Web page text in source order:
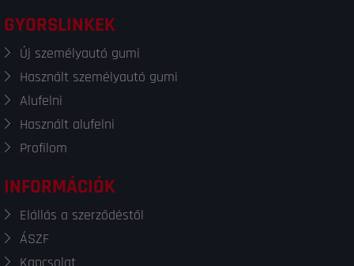
GYORSLINKEK
Új személyautó gumi
Használt személyautó gumi
Alufelni
Használt alufelni
Profilom
INFORMÁCIÓK
Elállás a szerződéstől
ÁSZF